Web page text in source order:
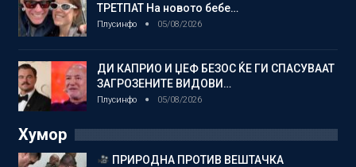
ТРЕТПАТ На новото бебе…
Плусинфо 05/08/2026
ДИ КАПРИО И ЏЕФ БЕЗОС ЌЕ ГИ СПАСУВААТ
ЗАГРОЗЕНИТЕ ВИДОВИ…
Плусинфо 05/08/2026
Хумор
ПРИРОДНА ПРОТИВ ВЕШТАЧКА